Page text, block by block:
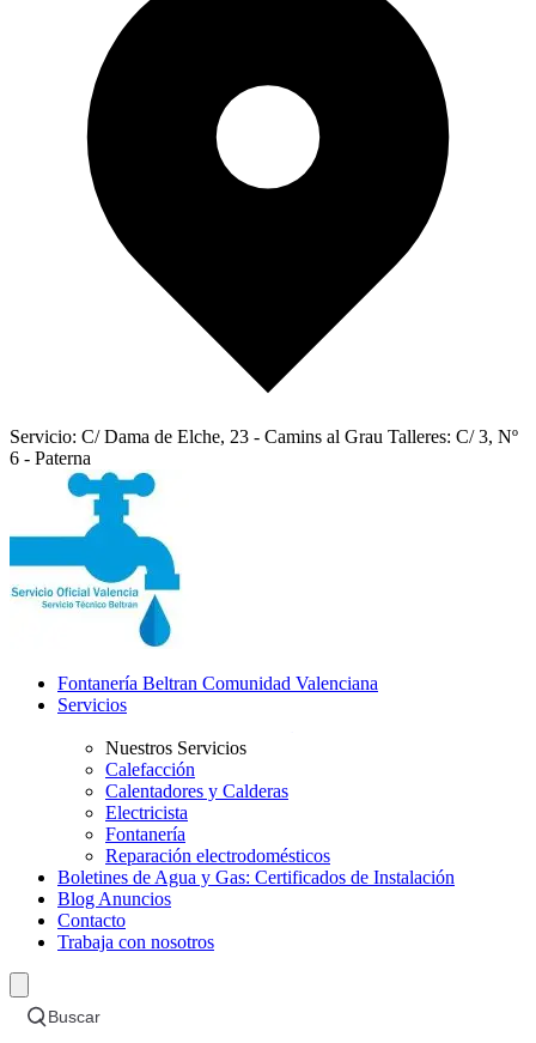
Servicio: C/ Dama de Elche, 23 - Camins al Grau Talleres: C/ 3, Nº
6 - Paterna
Fontanería Beltran Comunidad Valenciana
Servicios
Nuestros Servicios
Calefacción
Calentadores y Calderas
Electricista
Fontanería
Reparación electrodomésticos
Boletines de Agua y Gas: Certificados de Instalación
Blog Anuncios
Contacto
Trabaja con nosotros
Buscar